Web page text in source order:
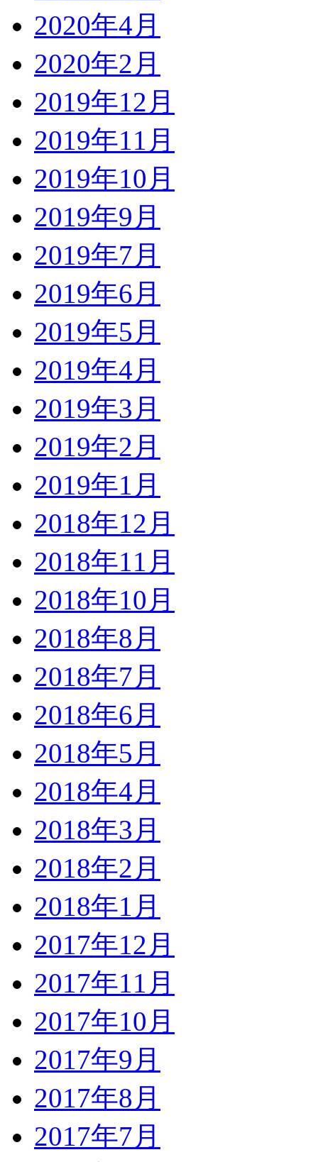
2020年4月
2020年2月
2019年12月
2019年11月
2019年10月
2019年9月
2019年7月
2019年6月
2019年5月
2019年4月
2019年3月
2019年2月
2019年1月
2018年12月
2018年11月
2018年10月
2018年8月
2018年7月
2018年6月
2018年5月
2018年4月
2018年3月
2018年2月
2018年1月
2017年12月
2017年11月
2017年10月
2017年9月
2017年8月
2017年7月